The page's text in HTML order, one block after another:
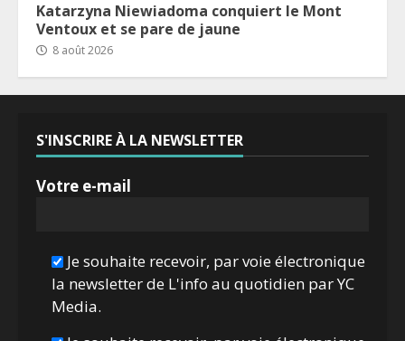
Katarzyna Niewiadoma conquiert le Mont
Ventoux et se pare de jaune
8 août 2026
S'INSCRIRE À LA NEWSLETTER
Votre e-mail
Je souhaite recevoir, par voie électronique
la newsletter de L'info au quotidien par YC
Media.